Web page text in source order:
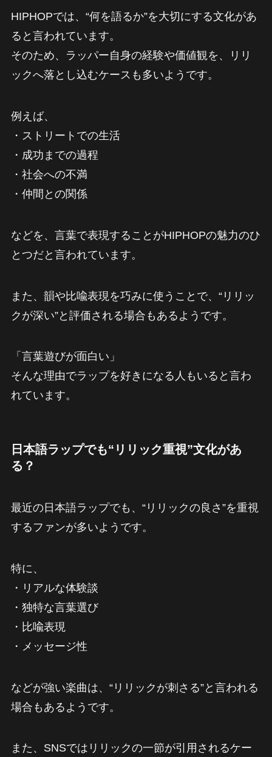
HIPHOPでは、“何を語るか”を大切にする文化があ
ると言われています。
そのため、ラッパー自身の経験や価値観を、リリ
ックへ落とし込むケースも多いようです。
例えば、
・ストリートでの生活
・成功までの過程
・社会への不満
・仲間との関係
などを、言葉で表現することがHIPHOPの魅力のひ
とつだと言われています。
また、韻や比喩表現を巧みに使うことで、“リリッ
クが深い”と評価される場合もあるようです。
「言葉遊びが面白い」
そんな理由でラップを好きになる人もいると言わ
れています。
日本語ラップでも“リリック重視”文化があ
る？
最近の日本語ラップでも、“リリックの良さ”を重視
するファンが多いようです。
特に、
・リアルな体験談
・独特な言葉選び
・比喩表現
・メッセージ性
などが強い楽曲は、“リリックが刺さる”と言われる
場合もあるようです。
また、SNSではリリックの一節が引用されるケー